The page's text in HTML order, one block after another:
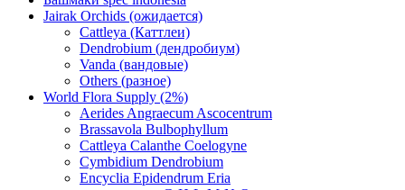
Jairak Orchids (ожидается)
Cattleya (Каттлеи)
Dendrobium (дендробиум)
Vanda (вандовые)
Others (разное)
World Flora Supply (2%)
Aerides Angraecum Ascocentrum
Brassavola Bulbophyllum
Cattleya Calanthe Coelogyne
Cymbidium Dendrobium
Encyclia Epidendrum Eria